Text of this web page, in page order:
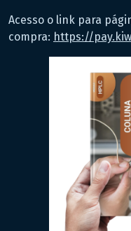
Acesso o link para
compra: https://